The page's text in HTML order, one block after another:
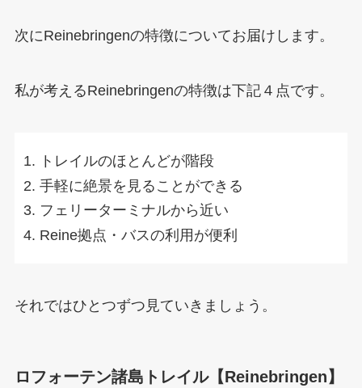
次にReinebringenの特徴についてお届けします。
私が考えるReinebringenの特徴は下記４点です。
トレイルのほとんどが階段
手軽に絶景を見ることができる
フェリーターミナルから近い
Reine拠点・バスの利用が便利
それではひとつずつ見ていきましょう。
ロフォーテン諸島トレイル【Reinebringen】